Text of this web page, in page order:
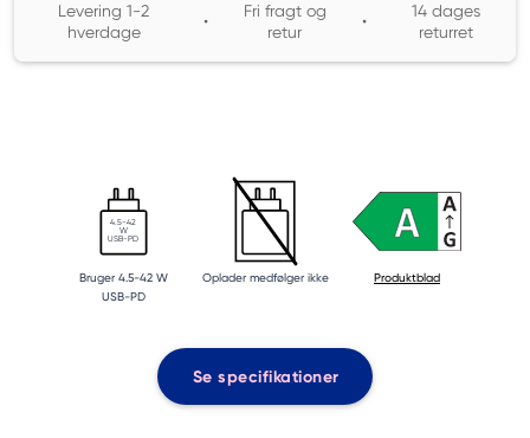
Levering 1-2
hverdage
•
Fri fragt og
retur
•
14 dages
returret
4.5-42
W
USB-PD
Bruger 4.5-42 W
USB-PD
Oplader medfølger ikke Produktblad
Se specifikationer